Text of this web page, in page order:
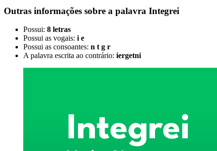
Outras informações sobre a palavra Integrei
Possui: 8 letras
Possui as vogais: i e
Possui as consoantes: n t g r
A palavra escrita ao contrário: iergetni